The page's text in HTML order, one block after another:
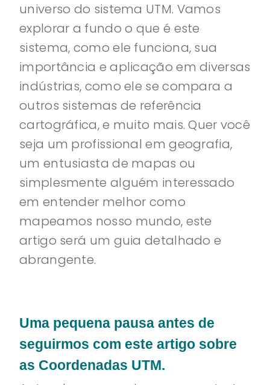
universo do sistema UTM. Vamos
explorar a fundo o que é este
sistema, como ele funciona, sua
importância e aplicação em diversas
indústrias, como ele se compara a
outros sistemas de referência
cartográfica, e muito mais. Quer você
seja um profissional em geografia,
um entusiasta de mapas ou
simplesmente alguém interessado
em entender melhor como
mapeamos nosso mundo, este
artigo será um guia detalhado e
abrangente.
Uma pequena pausa antes de
seguirmos com este artigo sobre
as Coordenadas UTM.